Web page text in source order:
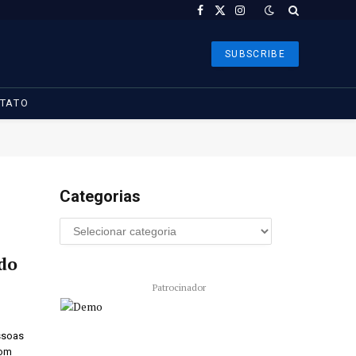
Facebook
X
Instagram
SUBSCRIBE
Categorias
Patrocinador